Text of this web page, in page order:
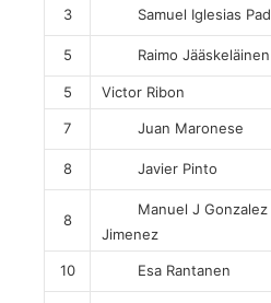
3 Samuel Iglesias
5 Raimo Jääskeläinen
5 Victor Ribon
7 Juan Maronese
8 Javier Pinto
8
Manuel J Gonzalez
Jimenez
10 Esa Rantanen